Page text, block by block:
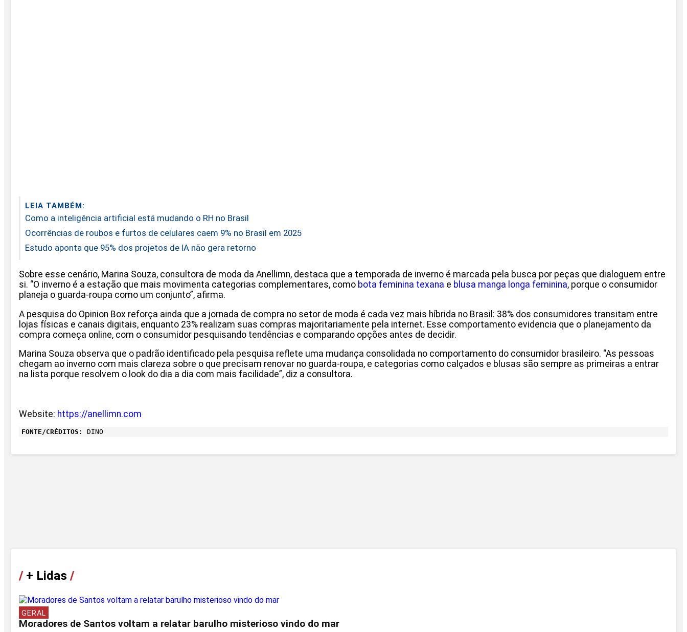
LEIA TAMBÉM:
Como a inteligência artificial está mudando o RH no Brasil
Ocorrências de roubos e furtos de celulares caem 9% no Brasil em 2025
Estudo aponta que 95% dos projetos de IA não gera retorno
Sobre esse cenário, Marina Souza, consultora de moda da Anellimn, destaca que a temporada de inverno é marcada pela busca por peças que dialoguem entre
si. “O inverno é a estação que mais movimenta categorias complementares, como bota feminina texana e blusa manga longa feminina, porque o consumidor
planeja o guarda-roupa como um conjunto”, afirma.
A pesquisa do Opinion Box reforça ainda que a jornada de compra no setor de moda é cada vez mais híbrida no Brasil: 38% dos consumidores transitam entre
lojas físicas e canais digitais, enquanto 23% realizam suas compras majoritariamente pela internet. Esse comportamento evidencia que o planejamento da
compra começa online, com o consumidor pesquisando tendências e comparando opções antes de decidir.
Marina Souza observa que o padrão identificado pela pesquisa reflete uma mudança consolidada no comportamento do consumidor brasileiro. “As pessoas
chegam ao inverno com mais clareza sobre o que precisam renovar no guarda-roupa, e categorias como calçados e blusas são sempre as primeiras a entrar
na lista porque resolvem o look do dia a dia com mais facilidade”, diz a consultora.
Website: https://anellimn.com
FONTE/CRÉDITOS: DINO
/+ Lidas /
GERAL
Moradores de Santos voltam a relatar barulho misterioso vindo do mar